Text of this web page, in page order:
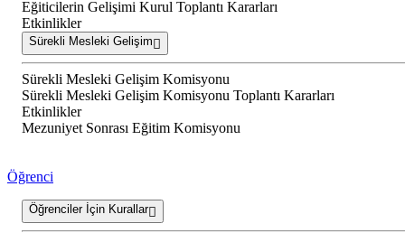
Eğiticilerin Gelişimi Kurul Toplantı Kararları
Etkinlikler
Sürekli Mesleki Gelişim
Sürekli Mesleki Gelişim Komisyonu
Sürekli Mesleki Gelişim Komisyonu Toplantı Kararları
Etkinlikler
Mezuniyet Sonrası Eğitim Komisyonu
Öğrenci
Öğrenciler İçin Kurallar